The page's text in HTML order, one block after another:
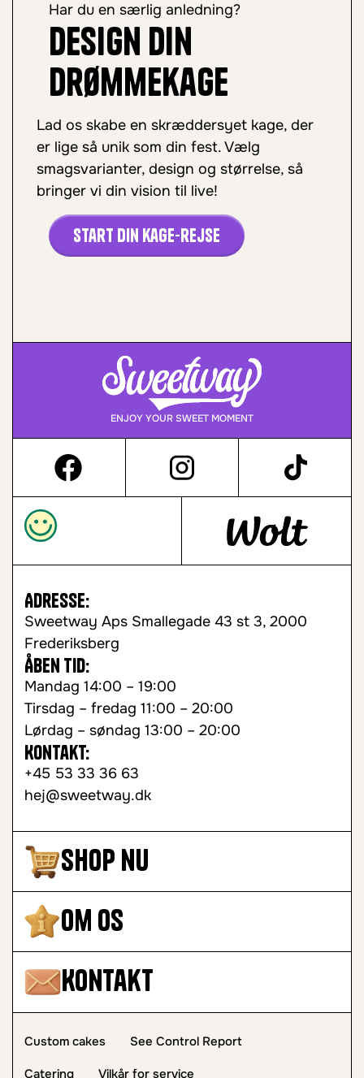
Har du en særlig anledning?
Design din
drømmekage
Lad os skabe en skræddersyet kage, der
er lige så unik som din fest. Vælg
smagsvarianter, design og størrelse, så
bringer vi din vision til live!
Start din kage-rejse
Shop nu
Om os
Kontakt
Adresse:
Sweetway Aps Smallegade 43 st 3, 2000
Frederiksberg
Åben tid:
Mandag 14:00 – 19:00
Tirsdag – fredag 11:00 – 20:00
Lørdag – søndag 13:00 – 20:00
Kontakt:
+45 53 33 36 63
hej@sweetway.dk
ENJOY YOUR SWEET MOMENT
Custom cakes
See Control Report
Catering
Vilkår for service